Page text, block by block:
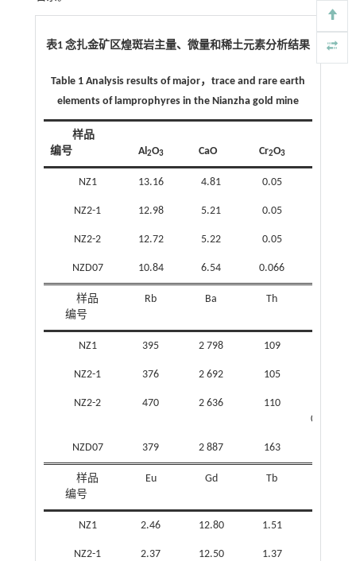
表1 念扎金矿区煌斑岩主量、微量和稀土元素分析结果
Table 1 Analysis results of major，trace and rare earth
elements of lamprophyres in the Nianzha gold mine
样品
编号
Al2O3 CaO Cr2O3
NZ1 13.16 4.81 0.05
NZ2-1 12.98 5.21 0.05
NZ2-2 12.72 5.22 0.05
NZD07 10.84 6.54 0.066
样品
编号
Rb Ba Th
NZ1 395 2 798 109
NZ2-1 376 2 692 105
NZ2-2 470 2 636 110
078
NZD07 379 2 887 163
样品
编号
Eu Gd Tb
NZ1 2.46 12.80 1.51
NZ2-1 2.37 12.50 1.37